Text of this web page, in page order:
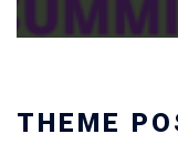
THEME